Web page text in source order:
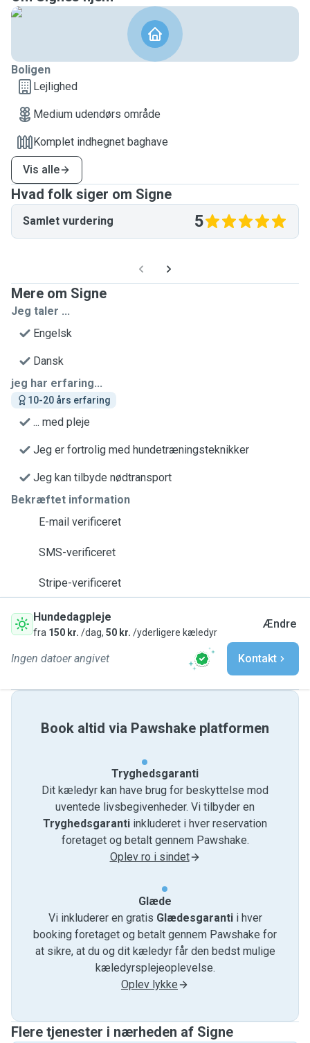
Boligen
Lejlighed
Medium udendørs område
Komplet indhegnet baghave
Vis alle
Hvad folk siger om Signe
Samlet vurdering 5
Mere om Signe
Jeg taler ...
Engelsk
Dansk
jeg har erfaring...
10-20 års erfaring
... med pleje
Jeg er fortrolig med hundetræningsteknikker
Jeg kan tilbyde nødtransport
Bekræftet information
E-mail verificeret
SMS-verificeret
Stripe-verificeret
Hundedagpleje
fra 150 kr. /dag, 50 kr. /yderligere kæledyr
Ændre
Ingen datoer angivet Kontakt
Book altid via Pawshake platformen
Tryghedsgaranti
Dit kæledyr kan have brug for beskyttelse mod
uventede livsbegivenheder. Vi tilbyder en
Tryghedsgaranti inkluderet i hver reservation
foretaget og betalt gennem Pawshake.
Oplev ro i sindet
Glæde
Vi inkluderer en gratis Glædesgarantii hver
booking foretaget og betalt gennem Pawshake for
at sikre, at du og dit kæledyr får den bedst mulige
kæledyrsplejeoplevelse.
Oplev lykke
Flere tjenester i nærheden af ​​Signe